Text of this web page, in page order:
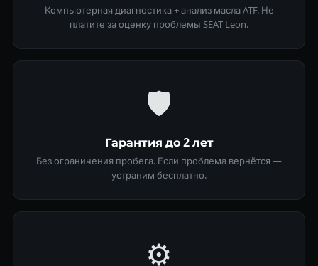
Компьютерная диагностика + анализ масла ATF. Не
платите за оценку проблемы SEAT Leon.
🛡
Гарантия до 2 лет
Без ограничения пробега. Если проблема вернётся —
устраним бесплатно.
⚙️